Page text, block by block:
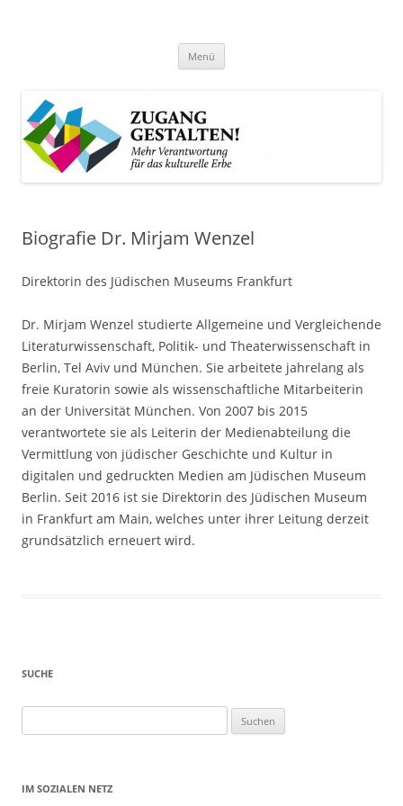
Menü
Biografie Dr. Mirjam Wenzel
Direktorin des Jüdischen Museums Frankfurt
Dr. Mirjam Wenzel studierte Allgemeine und Vergleichende
Literaturwissenschaft, Politik- und Theaterwissenschaft in
Berlin, Tel Aviv und München. Sie arbeitete jahrelang als
freie Kuratorin sowie als wissenschaftliche Mitarbeiterin
an der Universität München. Von 2007 bis 2015
verantwortete sie als Leiterin der Medienabteilung die
Vermittlung von jüdischer Geschichte und Kultur in
digitalen und gedruckten Medien am Jüdischen Museum
Berlin. Seit 2016 ist sie Direktorin des Jüdischen Museum
in Frankfurt am Main, welches unter ihrer Leitung derzeit
grundsätzlich erneuert wird.
SUCHE
nach:
IM SOZIALEN NETZ